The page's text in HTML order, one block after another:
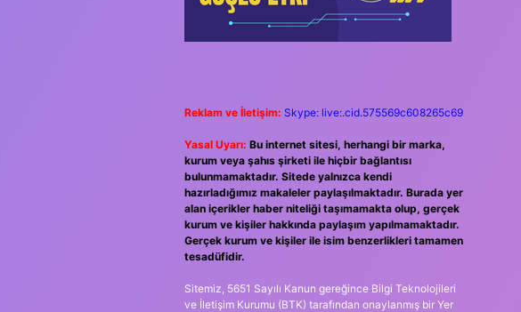
Reklam ve İletişim: Skype: live:.cid.575569c608265c69
Yasal Uyarı: Bu internet sitesi, herhangi bir marka,
kurum veya şahıs şirketi ile hiçbir bağlantısı
bulunmamaktadır. Sitede yalnızca kendi
hazırladığımız makaleler paylaşılmaktadır. Burada yer
alan içerikler haber niteliği taşımamakta olup, gerçek
kurum ve kişiler hakkında paylaşım yapılmamaktadır.
Gerçek kurum ve kişiler ile isim benzerlikleri tamamen
tesadüfidir.
Sitemiz, 5651 Sayılı Kanun gereğince Bilgi Teknolojileri
ve İletişim Kurumu (BTK) tarafından onaylanmış bir Yer